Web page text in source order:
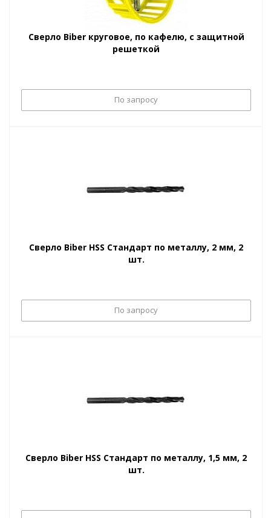
Сверло Biber круговое, по кафелю, с защитной
решеткой
По запросу
Сверло Biber HSS Стандарт по металлу, 2 мм, 2
шт.
По запросу
Сверло Biber HSS Стандарт по металлу, 1,5 мм, 2
шт.